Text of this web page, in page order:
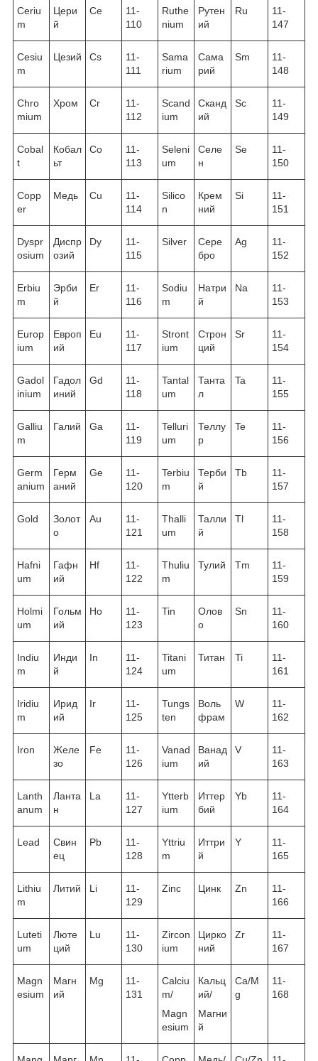
Ceriu
m
Цери
й
Ce
11-
110
Ruthe
nium
Рутен
ий
Ru
11-
147
Cesiu
m
Цезий Cs
11-
111
Sama
rium
Сама
рий
Sm
11-
148
Chro
mium
Хром Cr
11-
112
Scand
ium
Сканд
ий
Sc
11-
149
Cobal
t
Кобал
ьт
Co
11-
113
Seleni
um
Селе
н
Se
11-
150
Copp
er
Медь Cu
11-
114
Silico
n
Крем
ний
Si
11-
151
Dyspr
osium
Диспр
озий
Dy
11-
115
Silver
Сере
бро
Ag
11-
152
Erbiu
m
Эрби
й
Er
11-
116
Sodiu
m
Натри
й
Na
11-
153
Europ
ium
Европ
ий
Eu
11-
117
Stront
ium
Строн
ций
Sr
11-
154
Gadol
inium
Гадол
иний
Gd
11-
118
Tantal
um
Танта
л
Ta
11-
155
Galliu
m
Галий Ga
11-
119
Telluri
um
Теллу
р
Te
11-
156
Germ
anium
Герм
аний
Ge
11-
120
Terbiu
m
Терби
й
Tb
11-
157
Gold
Золот
о
Au
11-
121
Thalli
um
Талли
й
Tl
11-
158
Hafni
um
Гафн
ий
Hf
11-
122
Thuliu
m
Тулий Tm
11-
159
Holmi
um
Гольм
ий
Ho
11-
123
Tin
Олов
о
Sn
11-
160
Indiu
m
Инди
й
In
11-
124
Titani
um
Титан Ti
11-
161
Iridiu
m
Ирид
ий
Ir
11-
125
Tungs
ten
Воль
фрам
W
11-
162
Iron
Желе
зо
Fe
11-
126
Vanad
ium
Ванад
ий
V
11-
163
Lanth
anum
Ланта
н
La
11-
127
Ytterb
ium
Иттер
бий
Yb
11-
164
Lead
Свин
ец
Pb
11-
128
Yttriu
m
Иттри
й
Y
11-
165
Lithiu
m
Литий Li
11-
129
Zinc Цинк Zn
11-
166
Luteti
um
Люте
ций
Lu
11-
130
Zircon
ium
Цирко
ний
Zr
11-
167
Magn
esium
Магн
ий
Mg
11-
131
Calciu
m/
Magn
esium
Кальц
ий/
Магни
й
Ca/M
g
11-
168